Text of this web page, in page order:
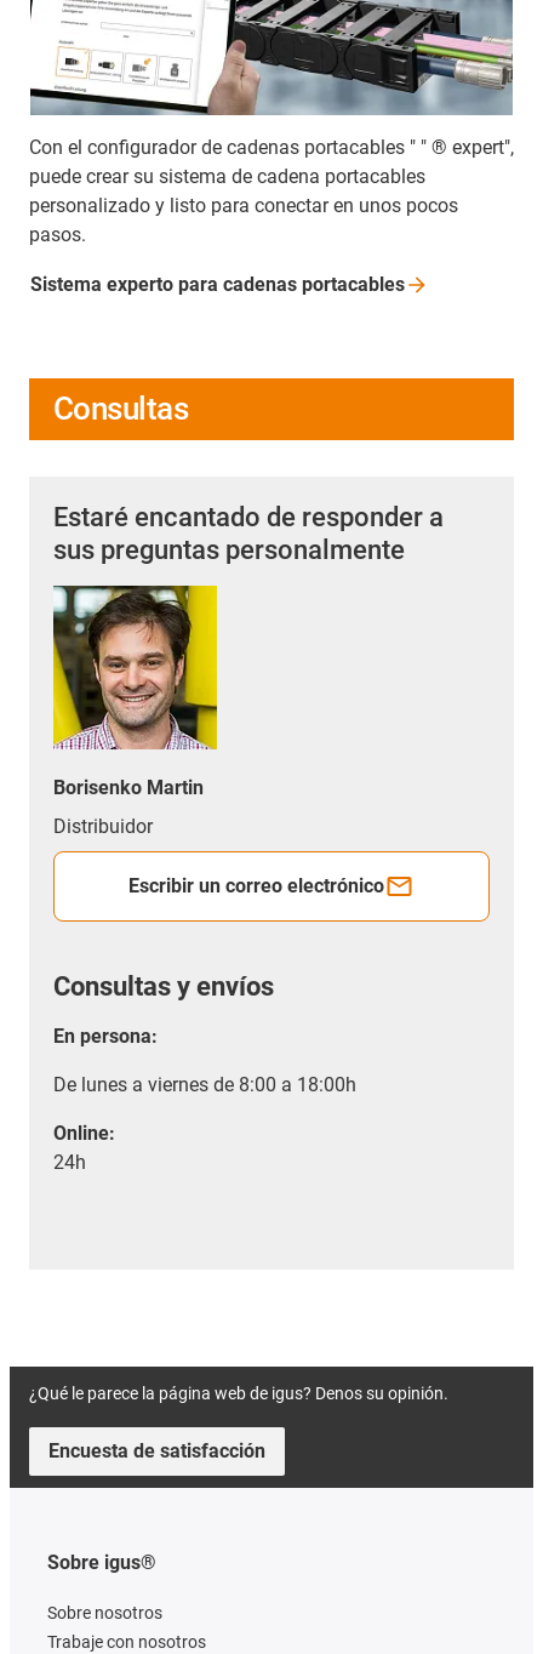
Con el configurador de cadenas portacables " " ® expert",
puede crear su sistema de cadena portacables
personalizado y listo para conectar en unos pocos
pasos.
Sistema experto para cadenas portacables
Consultas
Estaré encantado de responder a
sus preguntas personalmente
Borisenko Martin
Distribuidor
Escribir un correo electrónico
Consultas y envíos
En persona:
De lunes a viernes de 8:00 a 18:00h
Online:
24h
¿Qué le parece la página web de igus? Denos su opinión.
Encuesta de satisfacción
Sobre igus®
Sobre nosotros
Trabaje con nosotros